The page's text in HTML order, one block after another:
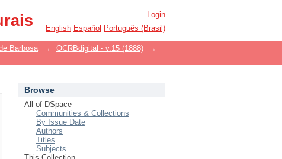
Login
English Español Português (Brasil)
Barbosa → OCRBdigital - v.15 (1888)
→
Browse
All of DSpace
Communities & Collections
By Issue Date
Authors
Titles
Subjects